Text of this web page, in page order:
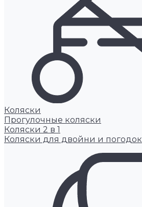
Коляски
Прогулочные коляски
Коляски 2 в 1
Коляски для двойни и погодок